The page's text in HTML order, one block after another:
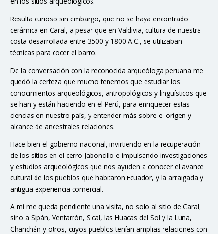
Resulta curioso sin embargo, que no se haya encontrado
cerámica en Caral, a pesar que en Valdivia, cultura de nuestra
costa desarrollada entre 3500 y 1800 A.C., se utilizaban
técnicas para cocer el barro.
De la conversación con la reconocida arqueóloga peruana me
quedó la certeza que mucho tenemos que estudiar los
conocimientos arqueológicos, antropológicos y lingüísticos que
se han y están haciendo en el Perú, para enriquecer estas
ciencias en nuestro país, y entender más sobre el origen y
alcance de ancestrales relaciones.
Hace bien el gobierno nacional, invirtiendo en la recuperación
de los sitios en el cerro Jaboncillo e impulsando investigaciones
y estudios arqueológicos que nos ayuden a conocer el avance
cultural de los pueblos que habitaron Ecuador, y la arraigada y
antigua experiencia comercial.
A mi me queda pendiente una visita, no solo al sitio de Caral,
sino a Sipán, Ventarrón, Sical, las Huacas del Sol y la Luna,
Chanchán y otros, cuyos pueblos tenían amplias relaciones con